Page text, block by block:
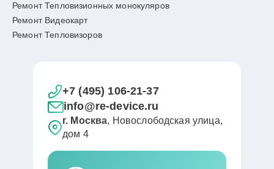
Ремонт Тепловизионных монокуляров
Ремонт Видеокарт
Ремонт Тепловизоров
+7 (495) 106-21-37
info@re-device.ru
г. Москва, Новослободская улица,
дом 4